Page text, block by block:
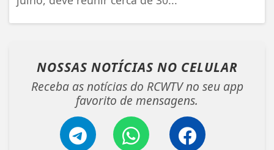
NOSSAS NOTÍCIAS NO CELULAR
Receba as notícias do RCWTV no seu app
favorito de mensagens.